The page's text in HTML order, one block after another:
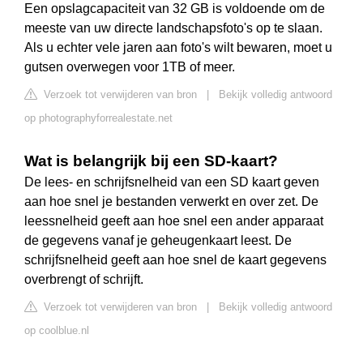
Een opslagcapaciteit van 32 GB is voldoende om de
meeste van uw directe landschapsfoto's op te slaan.
Als u echter vele jaren aan foto's wilt bewaren, moet u
gutsen overwegen voor 1TB of meer.
Verzoek tot verwijderen van bron
Bekijk volledig antwoord
op photographyforrealestate.net
Wat is belangrijk bij een SD-kaart?
De lees- en schrijfsnelheid van een SD kaart geven
aan hoe snel je bestanden verwerkt en over zet. De
leessnelheid geeft aan hoe snel een ander apparaat
de gegevens vanaf je geheugenkaart leest. De
schrijfsnelheid geeft aan hoe snel de kaart gegevens
overbrengt of schrijft.
Verzoek tot verwijderen van bron
Bekijk volledig antwoord
op coolblue.nl